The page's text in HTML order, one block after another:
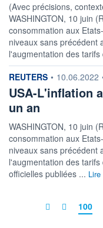
(Avec précisions,
WASHINGTON, 10 juin
consommation aux
niveaux sans précédent
l'augmentation des tarifs
information fournie par
REUTERS • 10.06.2022
USA-L'inflation
un an
WASHINGTON, 10 juin
consommation aux
niveaux sans précédent
l'augmentation des
officielles publiées ...
100